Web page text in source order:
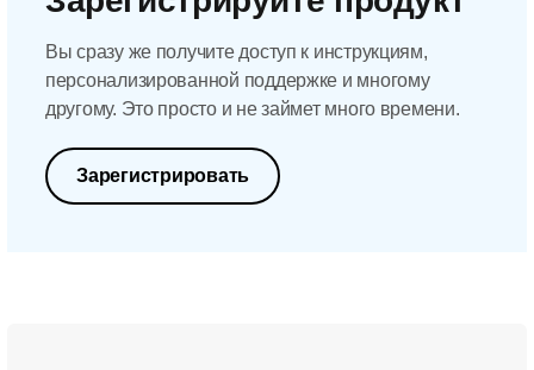
Вы сразу же получите доступ к инструкциям,
персонализированной поддержке и многому
другому. Это просто и не займет много времени.
Зарегистрировать